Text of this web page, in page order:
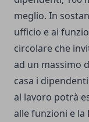
meglio. In
ufficio e ai
circolare che
ad un massimo
casa i
al lavoro potrà
alle funzioni e la